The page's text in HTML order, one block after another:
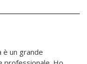
è un grande